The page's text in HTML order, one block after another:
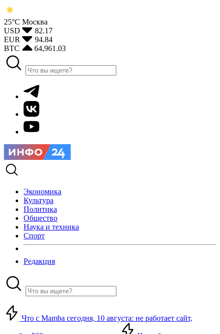
25°С Москва
USD
82.17
EUR
94.84
BTC
64,961.03
Экономика
Культура
Политика
Общество
Наука и техника
Спорт
Редакция
Что с Mamba сегодня, 10 августа: не работает сайт,